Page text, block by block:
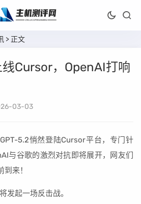
> 正文
Cursor，OpenAI打响
03-03
5.2悄然登陆Cursor平台，专门针
与谷歌的激烈对抗即将展开，网友们
来！
发起一场反击战。